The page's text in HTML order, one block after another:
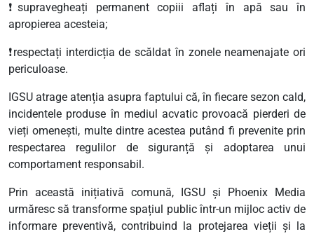
❗ supravegheați permanent copiii aflați în apă sau în
apropierea acesteia;
❗respectați interdicția de scăldat în zonele neamenajate ori
periculoase.
IGSU atrage atenția asupra faptului că, în fiecare sezon cald,
incidentele produse în mediul acvatic provoacă pierderi de
vieți omenești, multe dintre acestea putând fi prevenite prin
respectarea regulilor de siguranță și adoptarea unui
comportament responsabil.
Prin această inițiativă comună, IGSU și Phoenix Media
urmăresc să transforme spațiul public într-un mijloc activ de
informare preventivă, contribuind la protejarea vieții și la